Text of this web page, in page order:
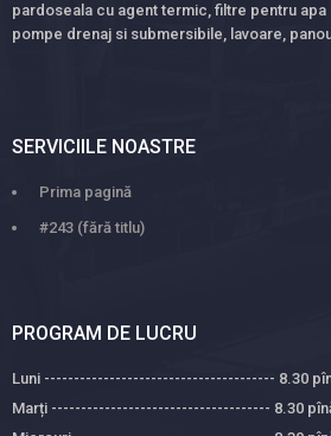
pardoseala cu agent termic, filtre pentru
pompe drenaj si submersibile, lavoare,
SERVICIILE NOASTRE
Prima pagină
#243 (fără titlu)
PROGRAM DE LUCRU
Luni --------------------------------------- 8.30
Marți ------------------------------------- 8.30